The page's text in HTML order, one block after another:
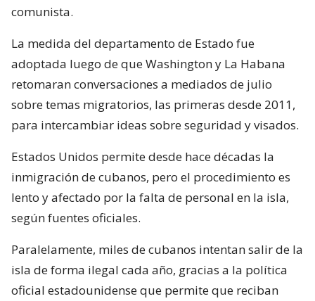
comunista.
La medida del departamento de Estado fue
adoptada luego de que Washington y La Habana
retomaran conversaciones a mediados de julio
sobre temas migratorios, las primeras desde 2011,
para intercambiar ideas sobre seguridad y visados.
Estados Unidos permite desde hace décadas la
inmigración de cubanos, pero el procedimiento es
lento y afectado por la falta de personal en la isla,
según fuentes oficiales.
Paralelamente, miles de cubanos intentan salir de la
isla de forma ilegal cada año, gracias a la política
oficial estadounidense que permite que reciban